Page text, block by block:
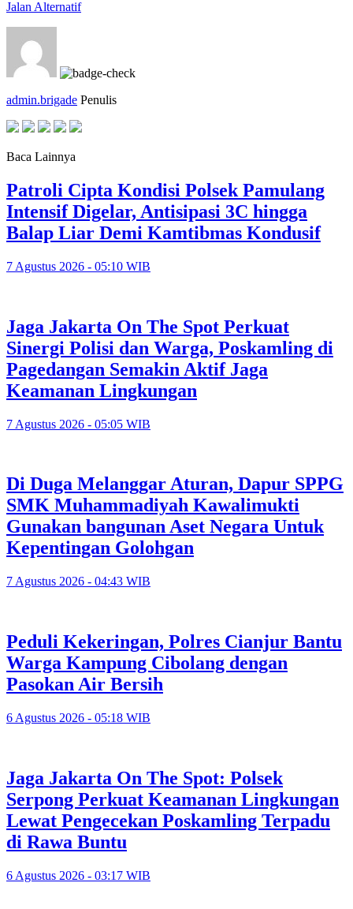
Jalan Alternatif
admin.brigade Penulis
Baca Lainnya
Patroli Cipta Kondisi Polsek Pamulang
Intensif Digelar, Antisipasi 3C hingga
Balap Liar Demi Kamtibmas Kondusif
7 Agustus 2026 - 05:10 WIB
Jaga Jakarta On The Spot Perkuat
Sinergi Polisi dan Warga, Poskamling di
Pagedangan Semakin Aktif Jaga
Keamanan Lingkungan
7 Agustus 2026 - 05:05 WIB
Di Duga Melanggar Aturan, Dapur SPPG
SMK Muhammadiyah Kawalimukti
Gunakan bangunan Aset Negara Untuk
Kepentingan Golohgan
7 Agustus 2026 - 04:43 WIB
Peduli Kekeringan, Polres Cianjur Bantu
Warga Kampung Cibolang dengan
Pasokan Air Bersih
6 Agustus 2026 - 05:18 WIB
Jaga Jakarta On The Spot: Polsek
Serpong Perkuat Keamanan Lingkungan
Lewat Pengecekan Poskamling Terpadu
di Rawa Buntu
6 Agustus 2026 - 03:17 WIB